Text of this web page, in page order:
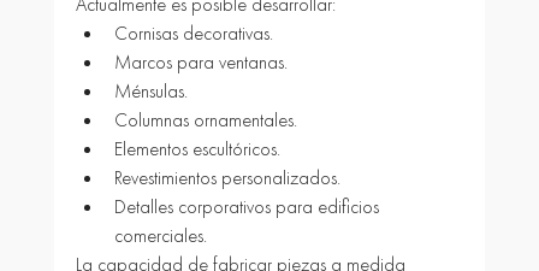
Cornisas decorativas.
Marcos para ventanas.
Ménsulas.
Columnas ornamentales.
Elementos escultóricos.
Revestimientos personalizados.
Detalles corporativos para edificios
comerciales.
La capacidad de fabricar piezas a medida